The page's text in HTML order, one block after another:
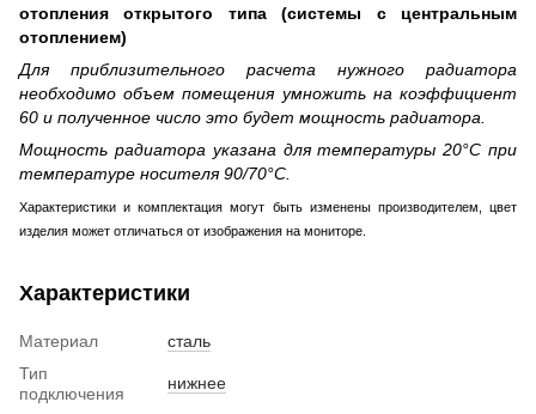
отопления открытого типа (системы с центральным
отоплением)
Для приблизительного расчета нужного радиатора
необходимо объем помещения умножить на коэффициент
60 и полученное число это будет мощность радиатора.
Мощность радиатора указана для температуры 20°С при
температуре носителя 90/70°С.
Характеристики и комплектация могут быть изменены производителем, цвет
изделия может отличаться от изображения на мониторе.
Характеристики
Материал
сталь
Тип
подключения
нижнее